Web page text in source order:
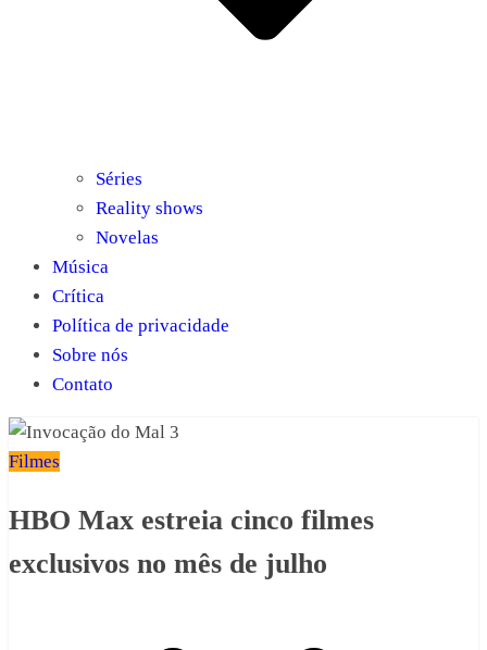
Séries
Reality shows
Novelas
Música
Crítica
Política de privacidade
Sobre nós
Contato
Filmes
HBO Max estreia cinco filmes
exclusivos no mês de julho